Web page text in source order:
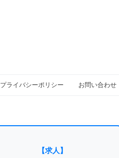
プライバシーポリシー お問い合わせ
【求人】